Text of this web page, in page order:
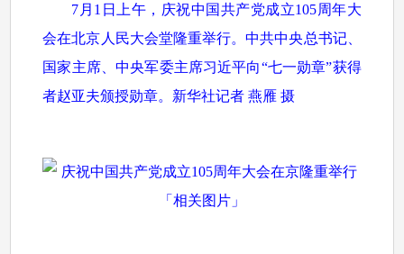
7月1日上午，庆祝中国共产党成立105周年大
会在北京人民大会堂隆重举行。中共中央总书记、
国家主席、中央军委主席习近平向“七一勋章”获得
者赵亚夫颁授勋章。新华社记者 燕雁 摄